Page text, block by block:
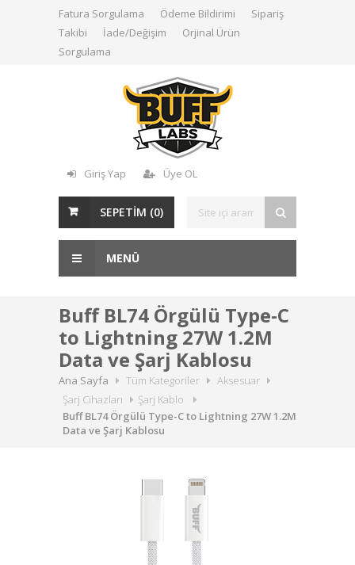
Fatura Sorgulama Ödeme Bildirimi
Sipariş
Takibi
İade/Değişim
Orjinal Ürün
Sorgulama
Giriş Yap Üye OL
SEPETİM (0)
MENÜ
Buff BL74 Örgülü Type-C
to Lightning 27W 1.2M
Data ve Şarj Kablosu
Ana Sayfa Tüm Kategoriler
Aksesuar
Şarj Cihazları
Şarj Kablo
Buff BL74 Örgülü Type-C to Lightning 27W 1.2M
Data ve Şarj Kablosu